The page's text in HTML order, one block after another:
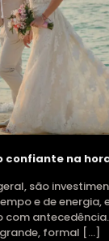
confiante na
são
e de energia,
com
formal […]